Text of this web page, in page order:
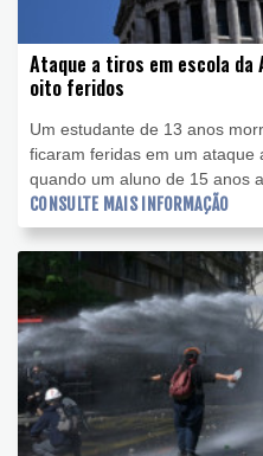
Ataque a tiros em escola da
oito feridos
Um estudante de 13 anos
ficaram feridas em um ataque
quando um aluno de 15 anos
Argentina, informaram
CONSULTE MAIS INFORMAÇÃO